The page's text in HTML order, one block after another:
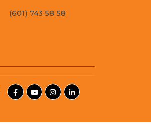
(601) 743 58 58